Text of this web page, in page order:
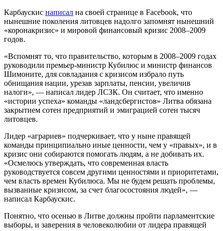
Карбаускис написал на своей странице в Facebook, что
нынешние поколения литовцев надолго запомнят нынешний
«коронакризис» и мировой финансовый кризис 2008–2009
годов.
«Вспомнят то, что правительство, которым в 2008–2009 годах
руководили премьер-министр Кубилюс и министр финансов
Шимоните, для совладания с кризисом избрало путь
обнищания нации, урезав зарплаты, пенсии, увеличив
налоги», — написал лидер ЛСЗК. Он считает, что именно
«истории успеха» команды «ландсбергистов» Литва обязана
закрытием сотен предприятий и эмиграцией сотен тысяч
литовцев.
Лидер «аграриев» подчеркивает, что у ныне правящей
команды принципиально иные ценности, чем у «правых», и в
кризис они собираются помогать людям, а не добивать их.
«Осмелюсь утверждать, что современная власть
руководствуется совсем другими ценностями и приоритетами,
чем власть времен Кубилюса. Мы не будем решать проблемы,
вызванные кризисом, за счет благосостояния людей», —
написал Карбаускис.
Понятно, что осенью в Литве должны пройти парламентские
выборы, и заверения в человеколюбии от лидера правящей